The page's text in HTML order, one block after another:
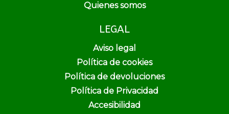
Quienes somos
LEGAL
Aviso legal
Política de cookies
Política de devoluciones
Política de Privacidad
Accesibilidad